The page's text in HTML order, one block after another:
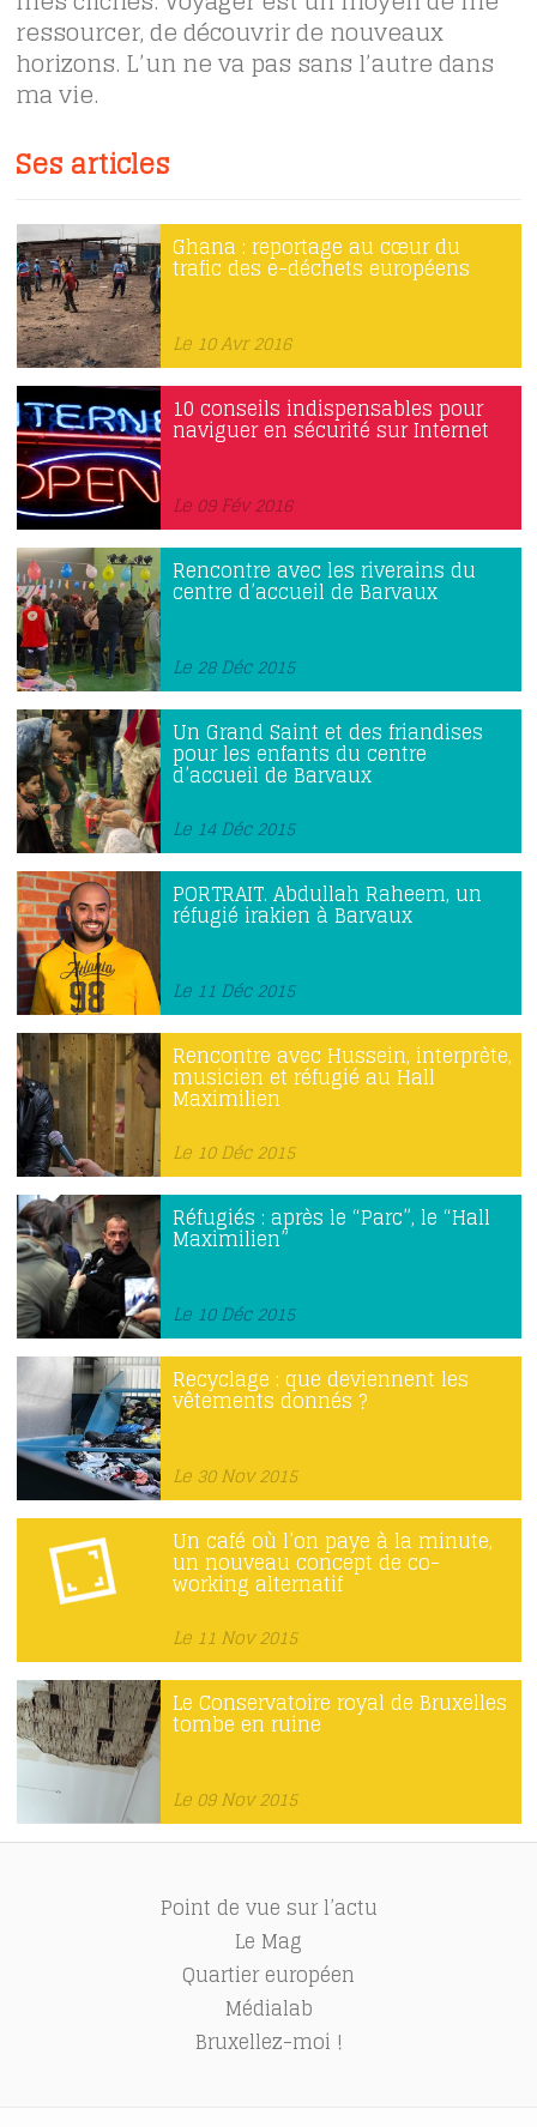
ressourcer, de découvrir de nouveaux
horizons. L’un ne va pas sans l’autre dans
ma vie.
Ses articles
Ghana : reportage au cœur du
trafic des e-déchets européens
Le 10 Avr 2016
10 conseils indispensables pour
naviguer en sécurité sur Internet
Le 09 Fév 2016
Rencontre avec les riverains du
centre d’accueil de Barvaux
Le 28 Déc 2015
Un Grand Saint et des friandises
pour les enfants du centre
d’accueil de Barvaux
Le 14 Déc 2015
PORTRAIT. Abdullah Raheem, un
réfugié irakien à Barvaux
Le 11 Déc 2015
Rencontre avec Hussein, interprète,
musicien et réfugié au Hall
Maximilien
Le 10 Déc 2015
Réfugiés : après le “Parc”, le “Hall
Maximilien”
Le 10 Déc 2015
Recyclage : que deviennent les
vêtements donnés ?
Le 30 Nov 2015
Un café où l’on paye à la minute,
un nouveau concept de co-
working alternatif
Le 11 Nov 2015
Le Conservatoire royal de Bruxelles
tombe en ruine
Le 09 Nov 2015
Point de vue sur l’actu
Le Mag
Quartier européen
Médialab
Bruxellez-moi !